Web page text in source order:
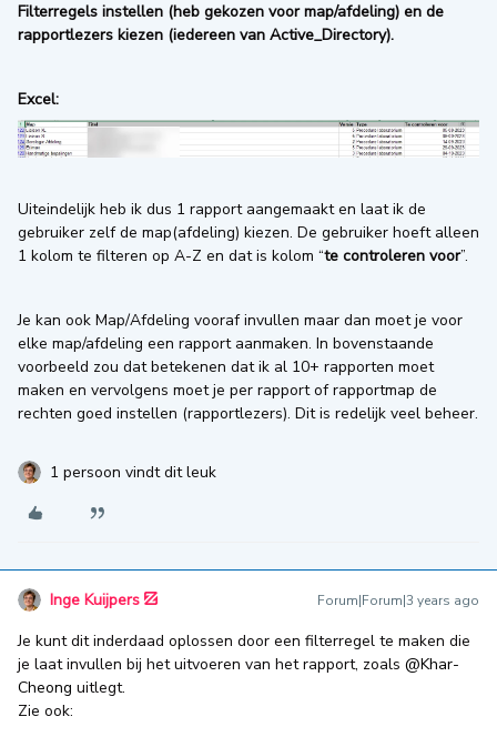
Filterregels instellen (heb gekozen voor map/afdeling) en de
rapportlezers kiezen (iedereen van Active_Directory).
Excel:
Uiteindelijk heb ik dus 1 rapport aangemaakt en laat ik de
gebruiker zelf de map(afdeling) kiezen. De gebruiker hoeft alleen
1 kolom te filteren op A-Z en dat is kolom “te controleren voor”.
Je kan ook Map/Afdeling vooraf invullen maar dan moet je voor
elke map/afdeling een rapport aanmaken. In bovenstaande
voorbeeld zou dat betekenen dat ik al 10+ rapporten moet
maken en vervolgens moet je per rapport of rapportmap de
rechten goed instellen (rapportlezers). Dit is redelijk veel beheer.
1 persoon vindt dit leuk
Inge Kuijpers Forum|Forum|3 years ago
Je kunt dit inderdaad oplossen door een filterregel te maken die
je laat invullen bij het uitvoeren van het rapport, zoals @Khar-
Cheong uitlegt.
Zie ook: